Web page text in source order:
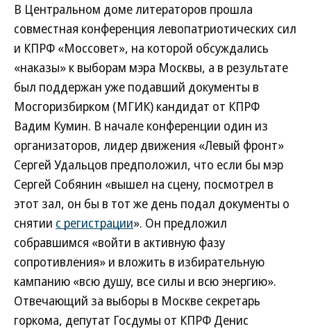
В Центральном доме литераторов прошла
совместная конференция левопатриотических сил
и КПРФ «Моссовет», на которой обсуждались
«наказы» к выборам мэра Москвы, а в результате
был поддержан уже подавший документы в
Мосгоризбирком (МГИК) кандидат от КПРФ
Вадим Кумин. В начале конференции один из
организаторов, лидер движения «Левый фронт»
Сергей Удальцов предположил, что если бы мэр
Сергей Собянин «вышел на сцену, посмотрел в
этот зал, он бы в тот же день подал документы о
снятии с регистрации». Он предложил
собравшимся «войти в активную фазу
сопротивления» и вложить в избирательную
кампанию «всю душу, все силы и всю энергию».
Отвечающий за выборы в Москве секретарь
горкома, депутат Госдумы от КПРФ Денис